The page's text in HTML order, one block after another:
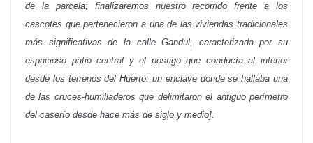
de la parcela; finalizaremos nuestro recorrido frente a los
cascotes que pertenecieron a una de las viviendas tradicionales
más significativas de la calle Gandul, caracterizada por su
espacioso patio central y el postigo que conducía al interior
desde los terrenos del Huerto: un enclave donde se hallaba una
de las cruces-humilladeros que delimitaron el antiguo perímetro
del caserío desde hace más de siglo y medio].